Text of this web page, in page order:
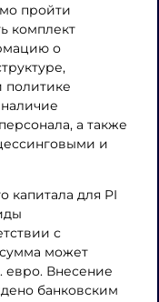
пройти
комплект
о
политике
а также
и
капитала для PI
с
может
евро. Внесение
банковским